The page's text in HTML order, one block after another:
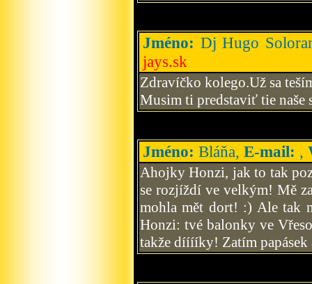
Jméno: Dj Hugo
jays.sk
Zdravíčko kolego.Už sa
Musim ti predstaviť tie
Jméno: Bláňa, E-mail: ,
Ahojky Honzi, jak to tak
se rozjíždí ve velkým! Mě
mohla mět dort! :) Ale tak
Honzi: tvé balonky ve
takže dííííky! Zatím papásek